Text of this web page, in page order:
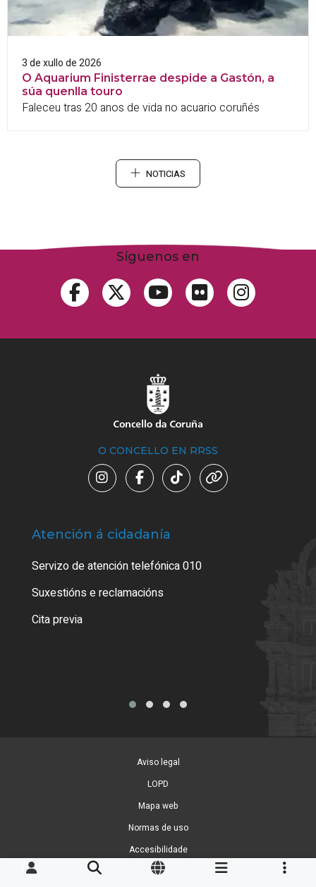
3 de xullo de 2026
O Aquarium Finisterrae despide a Gastón, a
súa quenlla touro
Faleceu tras 20 anos de vida no acuario coruñés
NOTICIAS
Síguenos en
O CONCELLO EN RRSS
Atención á cidadanía
Servizo de atención telefónica 010
Suxestións e reclamacións
Cita previa
Aviso legal
LOPD
Mapa web
Normas de uso
Accesibilidade
Xestión de cookies